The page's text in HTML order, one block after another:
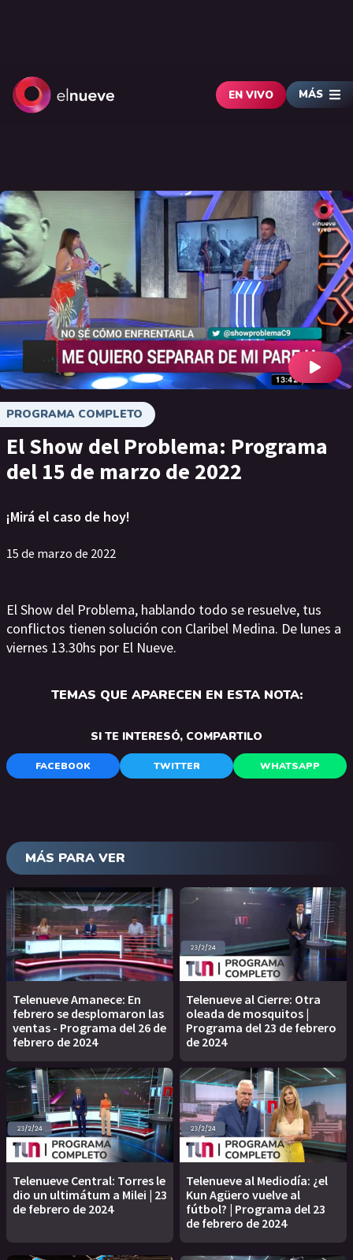
EN VIVO MÁS
PROGRAMA COMPLETO
El Show del Problema: Programa
del 15 de marzo de 2022
¡Mirá el caso de hoy!
15 de marzo de 2022
El Show del Problema, hablando todo se resuelve, tus
conflictos tienen solución con Claribel Medina. De lunes a
viernes 13.30hs por El Nueve.
TEMAS QUE APARECEN EN ESTA NOTA:
SI TE INTERESÓ, COMPARTILO
FACEBOOK TWITTER WHATSAPP
MÁS PARA VER
Telenueve Amanece: En
febrero se desplomaron las
ventas - Programa del 26 de
febrero de 2024
Telenueve al Cierre: Otra
oleada de mosquitos |
Programa del 23 de febrero
de 2024
Telenueve Central: Torres le
dio un ultimátum a Milei | 23
de febrero de 2024
Telenueve al Mediodía: ¿el
Kun Agüero vuelve al
fútbol? | Programa del 23
de febrero de 2024